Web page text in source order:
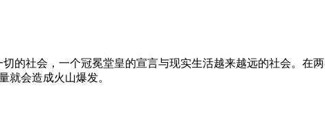
的社会，一个冠冕堂皇的宣言与现实生活越来越远的社会。在
就会造成火山爆发。